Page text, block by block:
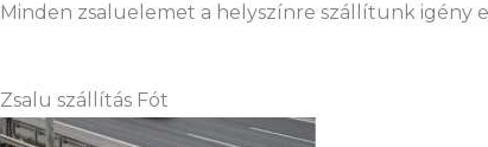
Minden zsaluelemet a helyszínre szállítunk igény
Zsalu szállítás Fót